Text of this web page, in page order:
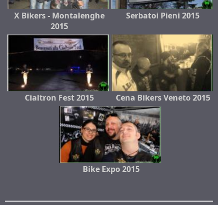
X Bikers - Montalenghe
2015
Serbatoi Pieni 2015
Cialtron Fest 2015 Cena Bikers Veneto 2015
Bike Expo 2015